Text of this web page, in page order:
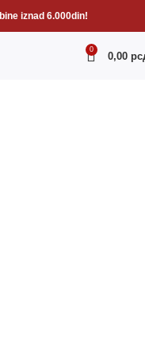
iznad 6.000din!
0
0,00